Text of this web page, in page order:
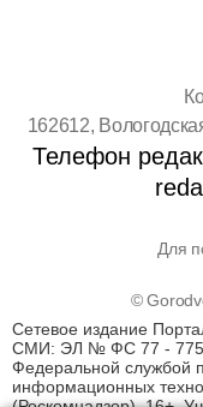
162612,
Телефон
Для
©
Сетевое издание
СМИ: ЭЛ № ФС 77 -
Федеральной службой
информационных